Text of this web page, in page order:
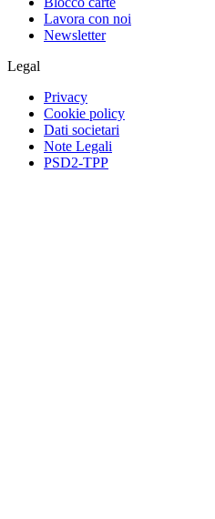
Lavora con noi
Newsletter
Legal
Privacy
Cookie policy
Dati societari
Note Legali
PSD2-TPP